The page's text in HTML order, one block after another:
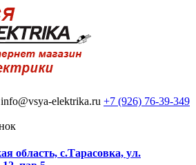
info@vsya-elektrika.ru +7 (926) 76-39-349
область, с.Тарасовка, ул.